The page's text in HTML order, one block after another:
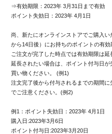
⇒有効期限：2023年 3月31日まで有効
ポイント失効日：2023年 4月1日
尚、新たにオンラインストアでご購入
から14日後）にお持ちのポイントの有効
ご注文が完了した時点では有効期限は延
延長されたい場合は、ポイント付与日
買い物ください。 (例1)
注文完了後から付与されるまでの期間
でご注意ください。(例2)
例1：ポイント失効日：2023年 4月1日
購入日:2023年3月6日
ポイント付与日:2023年3月20日